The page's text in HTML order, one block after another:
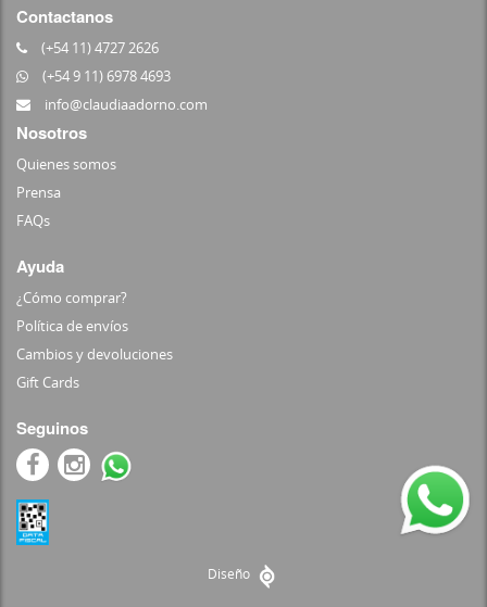
Contactanos
(+54 11) 4727 2626
(+54 9 11) 6978 4693
info@claudiaadorno.com
Nosotros
Quienes somos
Prensa
FAQs
Ayuda
¿Cómo comprar?
Política de envíos
Cambios y devoluciones
Gift Cards
Seguinos
Diseño